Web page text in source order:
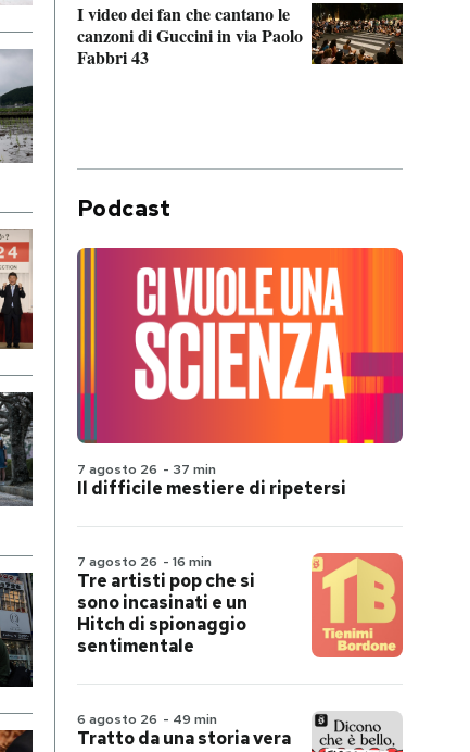
I video dei fan che cantano le
canzoni di Guccini in via Paolo
Fabbri 43
Podcast
7 agosto 26 - 37 min
Il difficile mestiere di ripetersi
7 agosto 26 - 16 min
Tre artisti pop che si
sono incasinati e un
Hitch di spionaggio
sentimentale
6 agosto 26 - 49 min
Tratto da una storia vera